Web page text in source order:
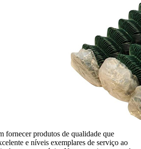
fornecer produtos de qualidade que
e níveis exemplares de serviço ao